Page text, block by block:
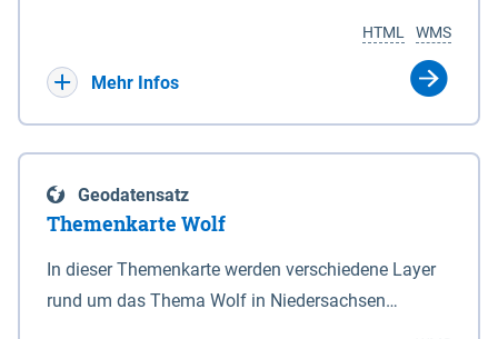
Deichbehörde durch Verordnung ausspricht. Für
enthalten. Sperrwerke Sperrwerke sind Bauwerke
mit Sperrvorrichtungen in Tidegewässern, die dem
Schutz eines Gebietes vor erhöhten Tiden, vor allem
vor Sturmfluten, zu dienen bestimmt sind (§2 Abs.3
WMS
HTML
Mehr Infos
Geodatensatz
Themenkarte Wolf
In dieser Themenkarte werden verschiedene Layer
rund um das Thema Wolf in Niedersachsen